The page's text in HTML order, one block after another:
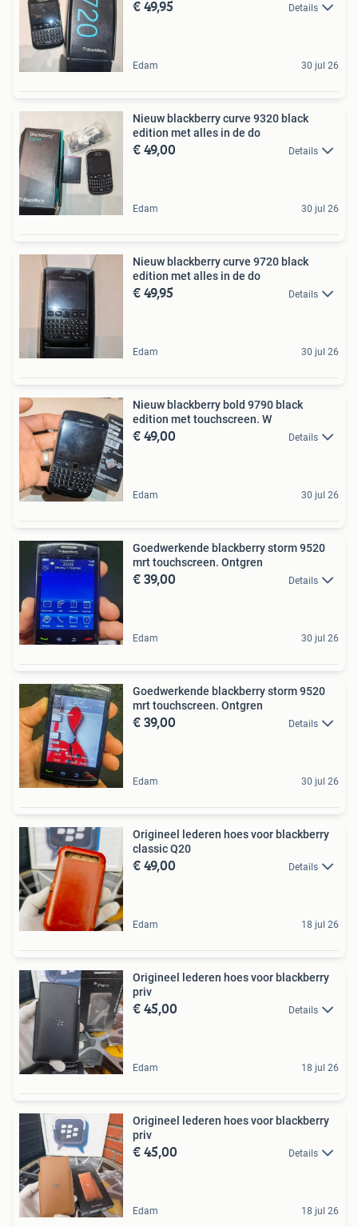
€ 49,95 Details
Edam 30 jul 26
Nieuw blackberry curve 9320 black
edition met alles in de do
€ 49,00 Details
Edam 30 jul 26
Nieuw blackberry curve 9720 black
edition met alles in de do
€ 49,95 Details
Edam 30 jul 26
Nieuw blackberry bold 9790 black
edition met touchscreen. W
€ 49,00 Details
Edam 30 jul 26
Goedwerkende blackberry storm 9520
mrt touchscreen. Ontgren
€ 39,00 Details
Edam 30 jul 26
Goedwerkende blackberry storm 9520
mrt touchscreen. Ontgren
€ 39,00 Details
Edam 30 jul 26
Origineel lederen hoes voor blackberry
classic Q20
€ 49,00 Details
Edam 18 jul 26
Origineel lederen hoes voor blackberry
priv
€ 45,00 Details
Edam 18 jul 26
Origineel lederen hoes voor blackberry
priv
€ 45,00 Details
Edam 18 jul 26